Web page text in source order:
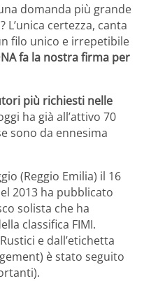
domanda più grande
certezza, canta
filo unico e irrepetibile
fa la nostra firma per
più richiesti nelle
ha già all’attivo 70
sono da ennesima
(Reggio Emilia) il 16
2013 ha pubblicato
solista che ha
classifica FIMI.
e dall’etichetta
è stato seguito